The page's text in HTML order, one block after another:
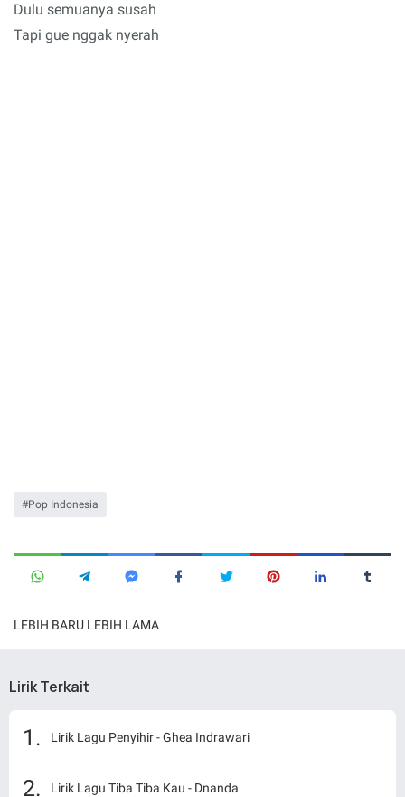
Dulu semuanya susah
Tapi gue nggak nyerah
Pop Indonesia
LEBIH BARU LEBIH LAMA
Lirik Terkait
Lirik Lagu Penyihir - Ghea Indrawari
Lirik Lagu Tiba Tiba Kau - Dnanda